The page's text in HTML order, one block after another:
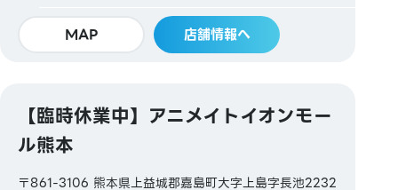
MAP 店舗情報へ
【臨時休業中】アニメイトイオンモー
ル熊本
〒861-3106 熊本県上益城郡嘉島町大字上島字長池2232